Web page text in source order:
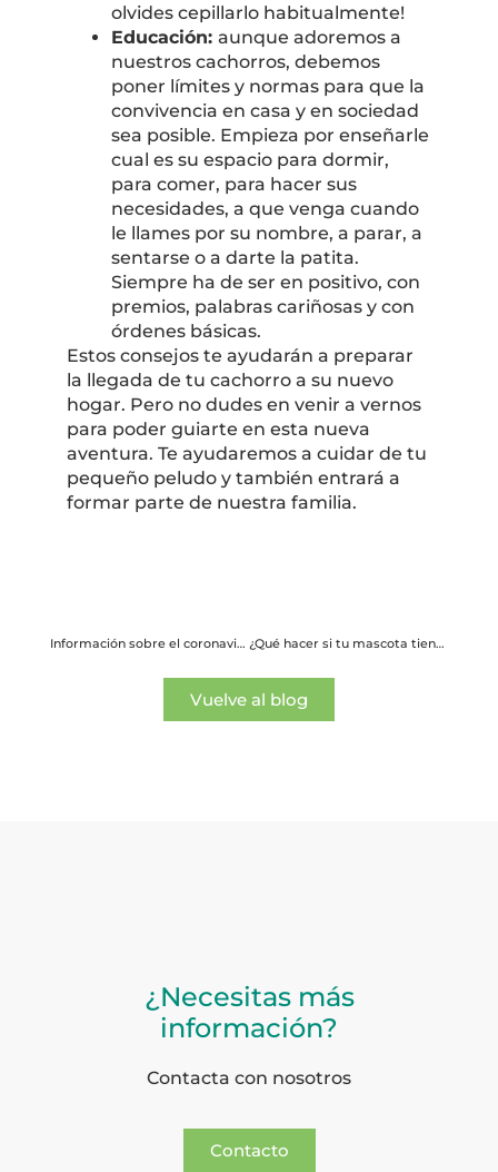
olvides cepillarlo habitualmente!
Educación: aunque adoremos a
nuestros cachorros, debemos
poner límites y normas para que la
convivencia en casa y en sociedad
sea posible. Empieza por enseñarle
cual es su espacio para dormir,
para comer, para hacer sus
necesidades, a que venga cuando
le llames por su nombre, a parar, a
sentarse o a darte la patita.
Siempre ha de ser en positivo, con
premios, palabras cariñosas y con
órdenes básicas.
Estos consejos te ayudarán a preparar
la llegada de tu cachorro a su nuevo
hogar. Pero no dudes en venir a vernos
para poder guiarte en esta nueva
aventura. Te ayudaremos a cuidar de tu
pequeño peludo y también entrará a
formar parte de nuestra familia.
Información sobre el coronavirus COVID-19 ¿Qué hacer si tu mascota tiene sobrepeso?
Vuelve al blog
¿Necesitas más
información?
Contacta con nosotros
Contacto